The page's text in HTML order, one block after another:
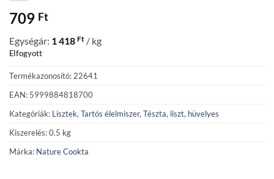
709 Ft
Egységár: 1 418 Ft / kg
Elfogyott
Termékazonosító: 22641
EAN: 5999884818700
Kategóriák: Lisztek, Tartós élelmiszer, Tészta, liszt, hüvelyes
Kiszerelés: 0.5 kg
Márka: Nature Cookta